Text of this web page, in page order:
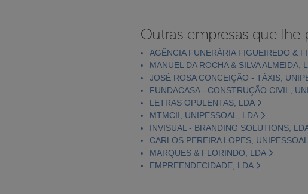
Outras empresas que lhe
AGÊNCIA FUNERÁRIA FIGUEIREDO &
MANUEL DA ROCHA & SILVA ALMEIDA,
JOSÉ ROSA CONCEIÇÃO - TÁXIS,
FUNDACASA - CONSTRUÇÃO CIVIL,
LETRAS OPULENTAS, LDA
MTMCII, UNIPESSOAL, LDA
INVISUAL - BRANDING SOLUTIONS,
CARLOS PEREIRA LOPES,
MARQUES & FLORINDO, LDA
EMPREENDECIDADE, LDA